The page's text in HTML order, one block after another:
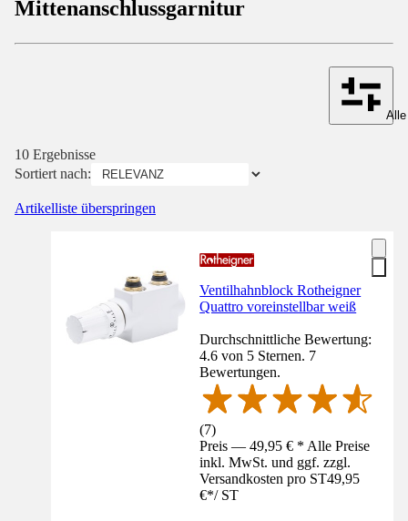
Mittenanschlussgarnitur
10 Ergebnisse
Sortiert nach:
Artikelliste überspringen
Ventilhahnblock Rotheigner
Quattro voreinstellbar weiß
Durchschnittliche Bewertung:
4.6 von 5 Sternen. 7
Bewertungen.
(7)
Preis — 49,95 € * Alle Preise
inkl. MwSt. und ggf. zzgl.
Versandkosten pro ST49,95
€*/ ST